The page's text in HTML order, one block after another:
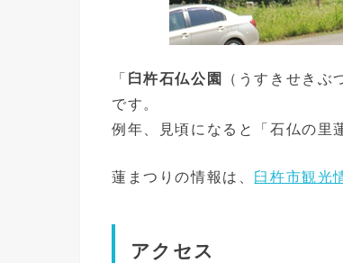
「 臼杵石仏公園
（うすきせき
です。
例年、見頃になると「石仏の里
蓮まつりの情報は、 臼杵市観光
アクセス